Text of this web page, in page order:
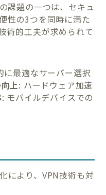
課題の一つは、セキュ
性の3つを同時に満た
術的工夫が求められて
に最適なサーバー選択
上: ハードウェア加速
: モバイルデバイスでの
により、VPN技術も対